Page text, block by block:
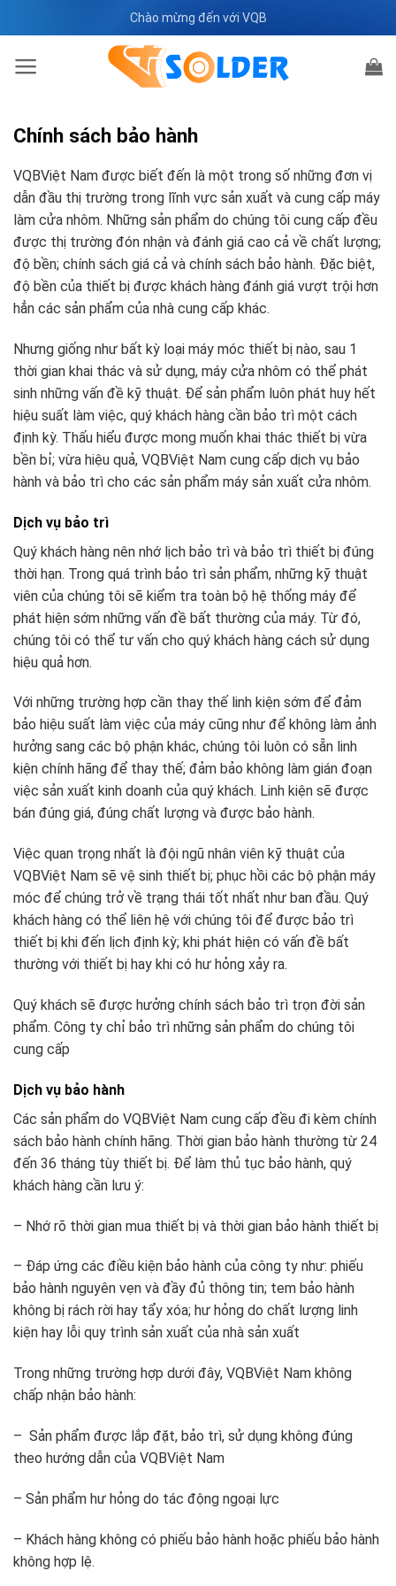
qua
nội
dung
Chào mừng đến với VQB
Chính sách bảo hành
VQBViệt Nam được biết đến là một trong số những đơn vị
dẫn đầu thị trường trong lĩnh vực sản xuất và cung cấp máy
làm cửa nhôm. Những sản phẩm do chúng tôi cung cấp đều
được thị trường đón nhận và đánh giá cao cả về chất lượng;
độ bền; chính sách giá cả và chính sách bảo hành. Đặc biệt,
độ bền của thiết bị được khách hàng đánh giá vượt trội hơn
hẳn các sản phẩm của nhà cung cấp khác.
Nhưng giống như bất kỳ loại máy móc thiết bị nào, sau 1
thời gian khai thác và sử dụng, máy cửa nhôm có thể phát
sinh những vấn đề kỹ thuật. Để sản phẩm luôn phát huy hết
hiệu suất làm việc, quý khách hàng cần bảo trì một cách
định kỳ. Thấu hiểu được mong muốn khai thác thiết bị vừa
bền bỉ; vừa hiệu quả, VQBViệt Nam cung cấp dịch vụ bảo
hành và bảo trì cho các sản phẩm máy sản xuất cửa nhôm.
Dịch vụ bảo trì
Quý khách hàng nên nhớ lịch bảo trì và bảo trì thiết bị đúng
thời hạn. Trong quá trình bảo trì sản phẩm, những kỹ thuật
viên của chúng tôi sẽ kiểm tra toàn bộ hệ thống máy để
phát hiện sớm những vấn đề bất thường của máy. Từ đó,
chúng tôi có thể tư vấn cho quý khách hàng cách sử dụng
hiệu quả hơn.
Với những trường hợp cần thay thế linh kiện sớm để đảm
bảo hiệu suất làm việc của máy cũng như để không làm ảnh
hưởng sang các bộ phận khác, chúng tôi luôn có sẵn linh
kiện chính hãng để thay thế; đảm bảo không làm gián đoạn
việc sản xuất kinh doanh của quý khách. Linh kiện sẽ được
bán đúng giá, đúng chất lượng và được bảo hành.
Việc quan trọng nhất là đội ngũ nhân viên kỹ thuật của
VQBViệt Nam sẽ vệ sinh thiết bị; phục hồi các bộ phận máy
móc để chúng trở về trạng thái tốt nhất như ban đầu. Quý
khách hàng có thể liên hệ với chúng tôi để được bảo trì
thiết bị khi đến lịch định kỳ; khi phát hiện có vấn đề bất
thường với thiết bị hay khi có hư hỏng xảy ra.
Quý khách sẽ được hưởng chính sách bảo trì trọn đời sản
phẩm. Công ty chỉ bảo trì những sản phẩm do chúng tôi
cung cấp
Dịch vụ bảo hành
Các sản phẩm do VQBViệt Nam cung cấp đều đi kèm chính
sách bảo hành chính hãng. Thời gian bảo hành thường từ 24
đến 36 tháng tùy thiết bị. Để làm thủ tục bảo hành, quý
khách hàng cần lưu ý:
– Nhớ rõ thời gian mua thiết bị và thời gian bảo hành thiết bị
– Đáp ứng các điều kiện bảo hành của công ty như: phiếu
bảo hành nguyên vẹn và đầy đủ thông tin; tem bảo hành
không bị rách rời hay tẩy xóa; hư hỏng do chất lượng linh
kiện hay lỗi quy trình sản xuất của nhà sản xuất
Trong những trường hợp dưới đây, VQBViệt Nam không
chấp nhận bảo hành:
– Sản phẩm được lắp đặt, bảo trì, sử dụng không đúng
theo hướng dẫn của VQBViệt Nam
– Sản phẩm hư hỏng do tác động ngoại lực
– Khách hàng không có phiếu bảo hành hoặc phiếu bảo hành
không hợp lệ.